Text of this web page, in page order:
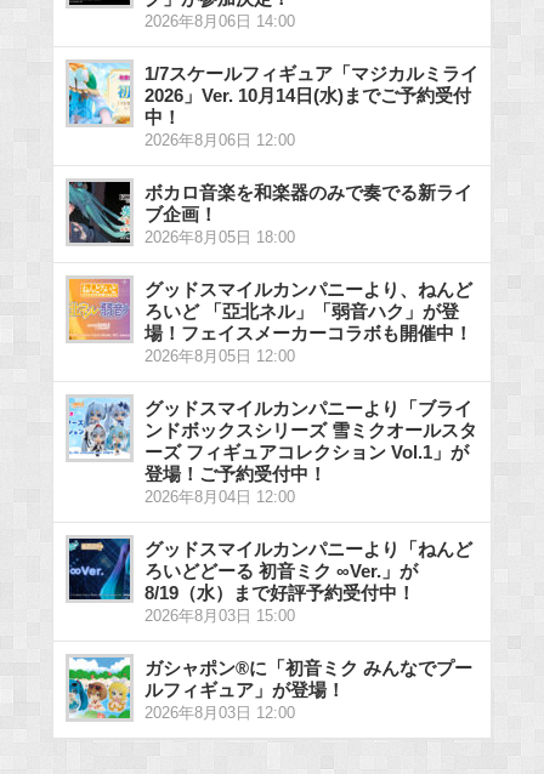
2026年8月06日 14:00
1/7スケールフィギュア「マジカルミライ
2026」Ver. 10月14日(水)までご予約受付
中！
2026年8月06日 12:00
ボカロ音楽を和楽器のみで奏でる新ライ
ブ企画！
2026年8月05日 18:00
グッドスマイルカンパニーより、ねんど
ろいど 「亞北ネル」「弱音ハク」が登
場！フェイスメーカーコラボも開催中！
2026年8月05日 12:00
グッドスマイルカンパニーより「ブライ
ンドボックスシリーズ 雪ミクオールスタ
ーズ フィギュアコレクション Vol.1」が
登場！ご予約受付中！
2026年8月04日 12:00
グッドスマイルカンパニーより「ねんど
ろいどどーる 初音ミク ∞Ver.」が
8/19（水）まで好評予約受付中！
2026年8月03日 15:00
ガシャポン®に「初音ミク みんなでプー
ルフィギュア」が登場！
2026年8月03日 12:00